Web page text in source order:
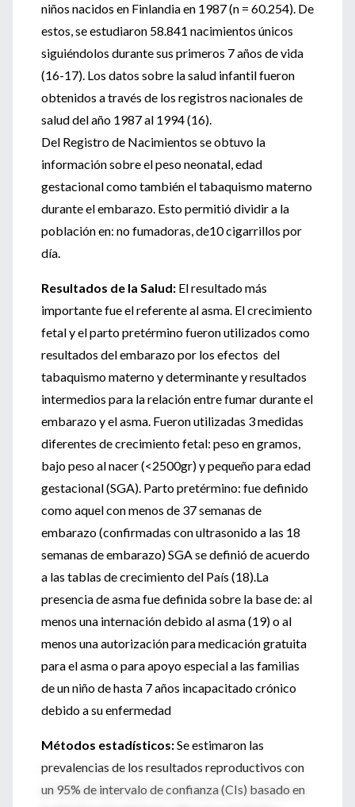
niños nacidos en Finlandia en 1987 (n = 60.254). De
estos, se estudiaron 58.841 nacimientos únicos
siguiéndolos durante sus primeros 7 años de vida
(16-17). Los datos sobre la salud infantil fueron
obtenidos a través de los registros nacionales de
salud del año 1987 al 1994 (16).
Del Registro de Nacimientos se obtuvo la
información sobre el peso neonatal, edad
gestacional como también el tabaquismo materno
durante el embarazo. Esto permitió dividir a la
población en: no fumadoras, de10 cigarrillos por
día.
Resultados de la Salud: El resultado más
importante fue el referente al asma. El crecimiento
fetal y el parto pretérmino fueron utilizados como
resultados del embarazo por los efectos del
tabaquismo materno y determinante y resultados
intermedios para la relación entre fumar durante el
embarazo y el asma. Fueron utilizadas 3 medidas
diferentes de crecimiento fetal: peso en gramos,
bajo peso al nacer (<2500gr) y pequeño para edad
gestacional (SGA). Parto pretérmino: fue definido
como aquel con menos de 37 semanas de
embarazo (confirmadas con ultrasonido a las 18
semanas de embarazo) SGA se definió de acuerdo
a las tablas de crecimiento del País (18).La
presencia de asma fue definida sobre la base de: al
menos una internación debido al asma (19) o al
menos una autorización para medicación gratuita
para el asma o para apoyo especial a las familias
de un niño de hasta 7 años incapacitado crónico
debido a su enfermedad
Métodos estadísticos:Se estimaron las
prevalencias de los resultados reproductivos con
un 95% de intervalo de confianza (CIs) basado en